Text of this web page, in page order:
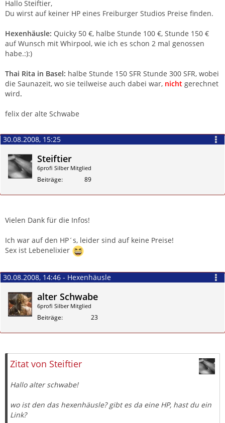
Hallo Steiftier,
Du wirst auf keiner HP eines Freiburger Studios Preise finden.
Hexenhäusle: Quicky 50 €, halbe Stunde 100 €, Stunde 150 €
auf Wunsch mit Whirpool, wie ich es schon 2 mal genossen
habe.:):)
Thai Rita in Basel: halbe Stunde 150 SFR Stunde 300 SFR, wobei
die Saunazeit, wo sie teilweise auch dabei war, nicht gerechnet
wird.
felix der alte Schwabe
30.08.2008, 15:25
Steiftier
6profi Silber Mitglied
Beiträge 89
Vielen Dank für die Infos!
Ich war auf den HP´s, leider sind auf keine Preise!
Sex ist Lebenelixier
30.08.2008, 14:46 - Hexenhäusle
alter Schwabe
6profi Silber Mitglied
Beiträge 23
Zitat von Steiftier
Hallo alter schwabe!
wo ist den das hexenhäusle? gibt es da eine HP, hast du ein
Link?
Zitieren